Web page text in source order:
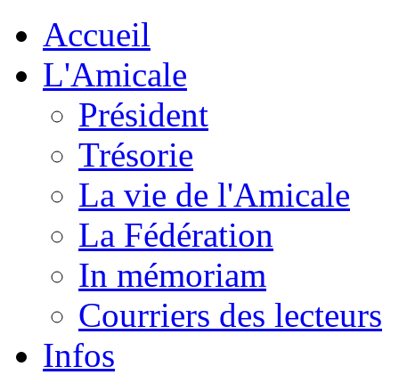
Accueil
L'Amicale
Président
Trésorie
La vie de l'Amicale
La Fédération
In mémoriam
Courriers des lecteurs
Infos